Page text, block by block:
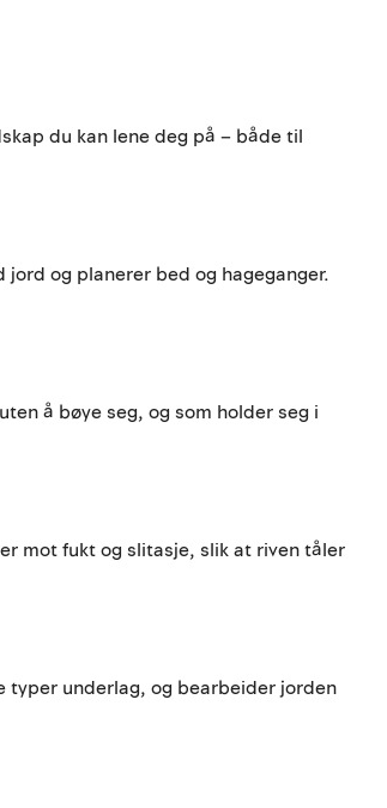
du kan lene deg på – både til
og planerer bed og hageganger.
å bøye seg, og som holder seg i
mot fukt og slitasje, slik at riven tåler
typer underlag, og bearbeider jorden